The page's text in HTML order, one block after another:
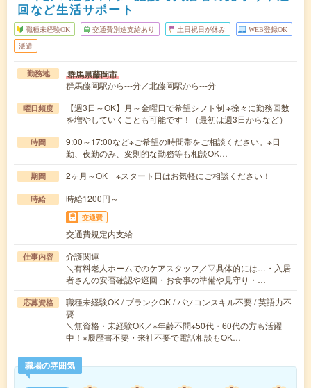
回など生活サポート
職種未経験OK 交通費別途支給あり 土日祝日が休み WEB登録OK
派遣
勤務地 群馬県藤岡市
群馬藤岡駅から---分／北藤岡駅から---分
曜日頻度
【週3日～OK】月～金曜日で希望シフト制 ※徐々に勤務回数
を増やしていくことも可能です！（最初は週3日からなど）
時間
9:00～17:00など※ご希望の時間帯をご相談ください。※日
勤、夜勤のみ、変則的な勤務等も相談OK…
期間 2ヶ月～OK ※スタート日はお気軽にご相談ください！
時給 時給1200円～
交通費
交通費規定内支給
仕事内容
介護関連
＼有料老人ホームでのケアスタッフ／▽具体的には…・入居
者さんの安否確認や巡回・お食事の準備や見守り・…
応募資格
職種未経験OK / ブランクOK / パソコンスキル不要 / 英語力不
要
＼無資格・未経験OK／※年齢不問※50代・60代の方も活躍
中！※履歴書不要・来社不要で電話相談もOK…
職場の雰囲気